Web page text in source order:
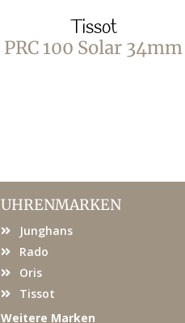
Tissot
PRC 100 Solar 34mm
UHRENMARKEN
Junghans
Rado
Oris
Tissot
Weitere Marken